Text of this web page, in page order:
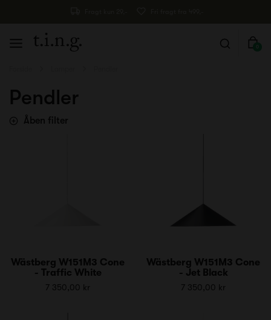
0
Pendler
Åben filter
Wästberg W151M3 Cone
- Traffic White
7 350,00 kr
Wästberg W151M3 Cone
- Jet Black
7 350,00 kr